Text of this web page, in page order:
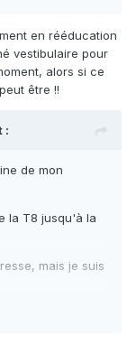
en rééducation
vestibulaire pour
alors si ce
être !!
:
de mon
la T8 jusqu'à la
mais je suis